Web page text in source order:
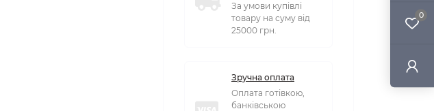
0
За умови купівлі
товару на суму від
25000 грн.
Зручна оплата
Оплата готівкою,
банківською